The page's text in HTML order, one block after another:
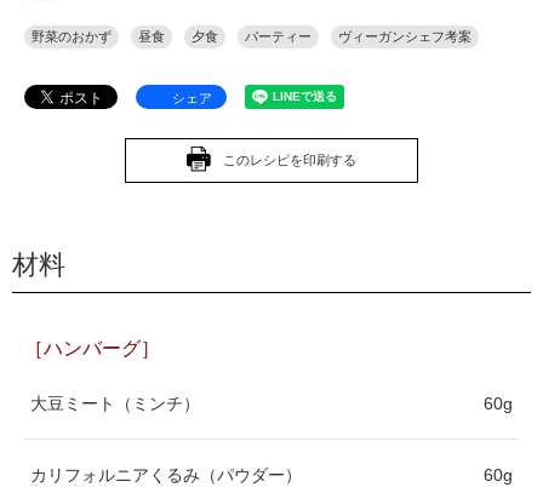
野菜のおかず 昼食 夕食 パーティー ヴィーガンシェフ考案
シェア
このレシピを印刷する
材料
［ハンバーグ］
大豆ミート（ミンチ） 60g
カリフォルニアくるみ（パウダー） 60g